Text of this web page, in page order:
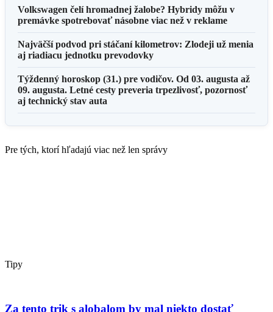
Volkswagen čelí hromadnej žalobe? Hybridy môžu v
premávke spotrebovať násobne viac než v reklame
Najväčší podvod pri stáčaní kilometrov: Zlodeji už menia
aj riadiacu jednotku prevodovky
Týždenný horoskop (31.) pre vodičov. Od 03. augusta až
09. augusta. Letné cesty preveria trpezlivosť, pozornosť
aj technický stav auta
Pre tých, ktorí hľadajú viac než len správy
Tipy
Za tento trik s alobalom by mal niekto dostať